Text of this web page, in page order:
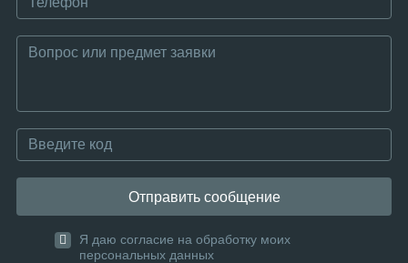
Отправить сообщение
Я даю согласие на обработку моих
персональных данных